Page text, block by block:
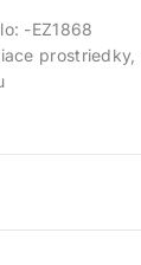
-EZ1868
prostriedky,